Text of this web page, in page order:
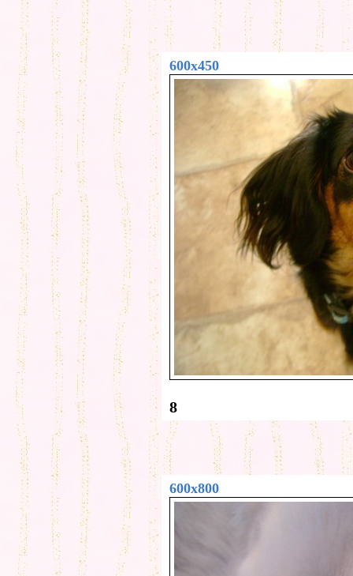
600x450
8
600x800